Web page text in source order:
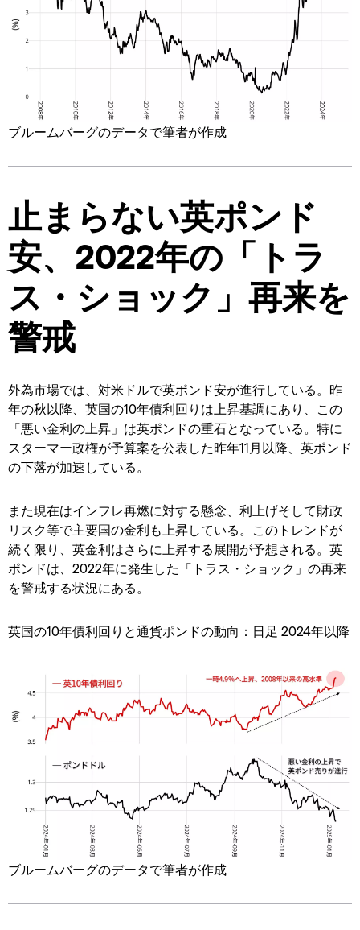
ブルームバーグのデータで筆者が作成
止まらない英ポンド
安、2022年の「トラ
ス・ショック」再来を
警戒
外為市場では、対米ドルで英ポンド安が進行している。昨
年の秋以降、英国の10年債利回りは上昇基調にあり、この
「悪い金利の上昇」は英ポンドの重石となっている。特に
スターマー政権が予算案を公表した昨年11月以降、英ポンド
の下落が加速している。
また現在はインフレ再燃に対する懸念、利上げそして財政
リスク等で主要国の金利も上昇している。このトレンドが
続く限り、英金利はさらに上昇する展開が予想される。英
ポンドは、2022年に発生した「トラス・ショック」の再来
を警戒する状況にある。
英国の10年債利回りと通貨ポンドの動向：日足 2024年以降
ブルームバーグのデータで筆者が作成